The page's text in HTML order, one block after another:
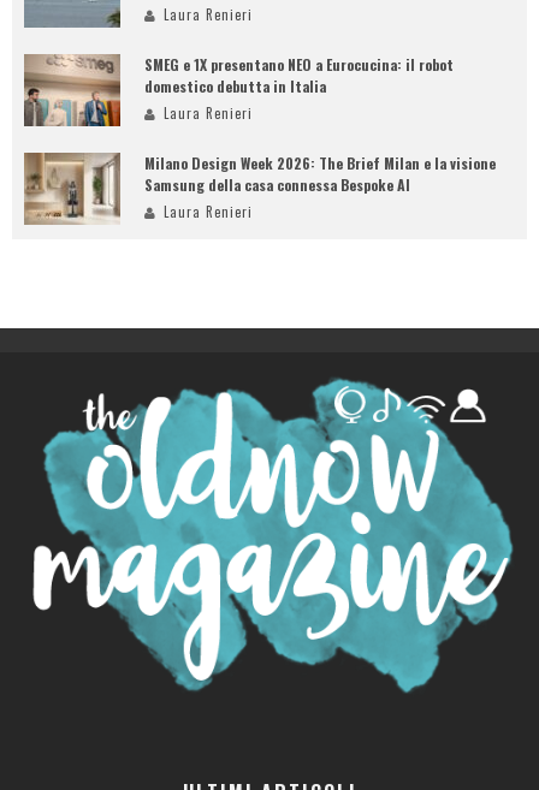
Laura Renieri
SMEG e 1X presentano NEO a Eurocucina: il robot
domestico debutta in Italia
Laura Renieri
Milano Design Week 2026: The Brief Milan e la visione
Samsung della casa connessa Bespoke AI
Laura Renieri